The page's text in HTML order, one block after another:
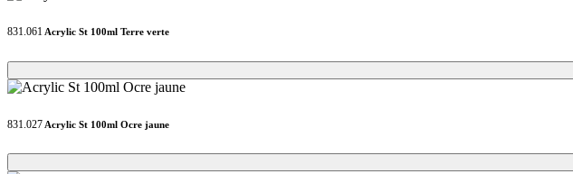
831.061 Acrylic St 100ml Terre verte
Loading...
Loading...
831.027 Acrylic St 100ml Ocre jaune
Loading...
Loading...